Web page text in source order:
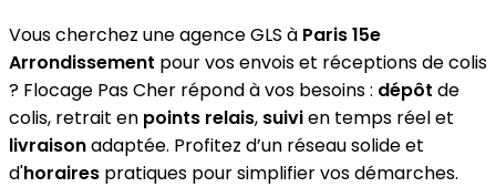
Vous cherchez une agence GLS à Paris 15e
Arrondissement pour vos envois et réceptions de colis
? Flocage Pas Cher répond à vos besoins : dépôt de
colis, retrait en points relais, suivien temps réel et
livraisonadaptée. Profitez d’un réseau solide et
d'horaires pratiques pour simplifier vos démarches.